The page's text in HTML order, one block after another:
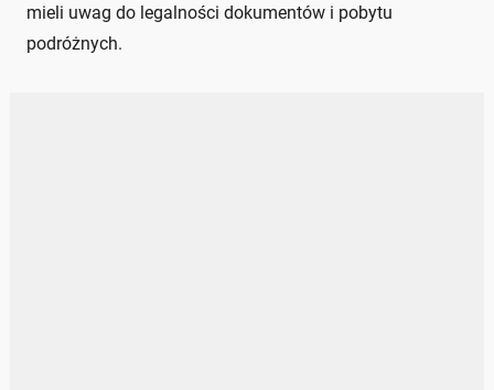
mieli uwag do legalności dokumentów i pobytu
podróżnych.